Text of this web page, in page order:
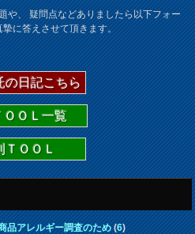
や、 疑問点などありましたら以下フォー
に答えさせて頂きます。
の日記こちら
ＯＯＬ一覧
ＯＯＬ
品アレルギー調査のため(6)